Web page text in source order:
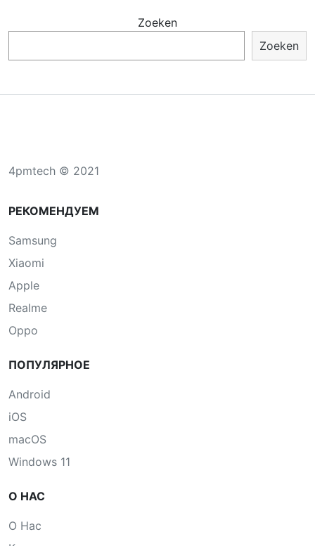
Zoeken
Zoeken
4pmtech © 2021
РЕКОМЕНДУЕМ
Samsung
Xiaomi
Apple
Realme
Oppo
ПОПУЛЯРНОЕ
Android
iOS
macOS
Windows 11
О НАС
О Нас